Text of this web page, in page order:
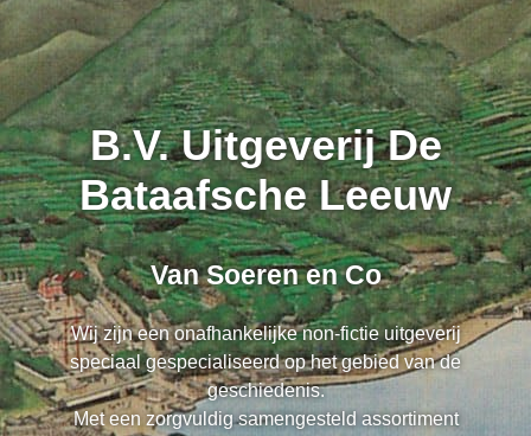
B.V. Uitgeverij De
Bataafsche Leeuw
Van Soeren en Co
Wij zijn een onafhankelijke non-fictie uitgeverij
speciaal gespecialiseerd op het gebied van de
geschiedenis.
Met een zorgvuldig samengesteld assortiment